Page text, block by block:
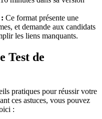
Ce format présente une
et demande aux candidats
les liens manquants.
Test de
pratiques pour réussir votre
ces astuces, vous pouvez
: